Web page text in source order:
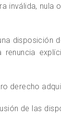
inválida, nula
disposición
derecho
de las